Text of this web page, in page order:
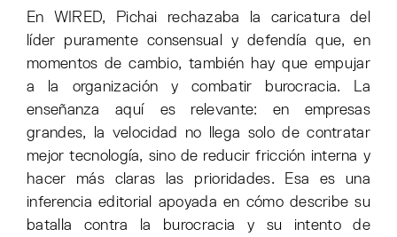
En WIRED, Pichai rechazaba la caricatura del
líder puramente consensual y defendía que, en
momentos de cambio, también hay que empujar
a la organización y combatir burocracia. La
enseñanza aquí es relevante: en empresas
grandes, la velocidad no llega solo de contratar
mejor tecnología, sino de reducir fricción interna y
hacer más claras las prioridades. Esa es una
inferencia editorial apoyada en cómo describe su
batalla contra la burocracia y su intento de